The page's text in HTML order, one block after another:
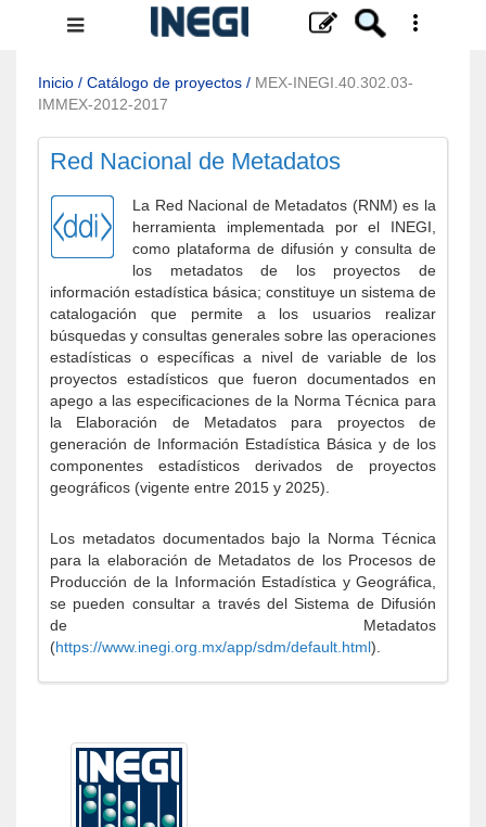
Menú
navegación
Inicio / Catálogo de proyectos / MEX-INEGI.40.302.03-
IMMEX-2012-2017
Red Nacional de Metadatos
La Red Nacional de Metadatos (RNM) es la
herramienta implementada por el INEGI,
como plataforma de difusión y consulta de
los metadatos de los proyectos de
información estadística básica; constituye un sistema de
catalogación que permite a los usuarios realizar
búsquedas y consultas generales sobre las operaciones
estadísticas o específicas a nivel de variable de los
proyectos estadísticos que fueron documentados en
apego a las especificaciones de la Norma Técnica para
la Elaboración de Metadatos para proyectos de
generación de Información Estadística Básica y de los
componentes estadísticos derivados de proyectos
geográficos (vigente entre 2015 y 2025).
Los metadatos documentados bajo la Norma Técnica
para la elaboración de Metadatos de los Procesos de
Producción de la Información Estadística y Geográfica,
se pueden consultar a través del Sistema de Difusión
de Metadatos
(https://www.inegi.org.mx/app/sdm/default.html).